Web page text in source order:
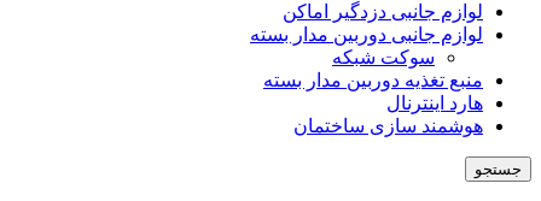
لوازم جانبی دزدگیر اماکن
لوازم جانبی دوربین مدار بسته
سوکت شبکه
منبع تغذیه دوربین مدار بسته
هارد اینترنال
هوشمند سازی ساختمان
جستجو